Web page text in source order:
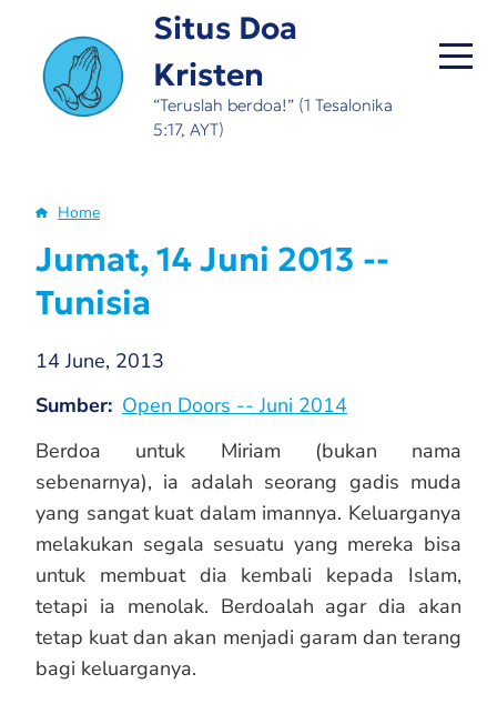
main
content
Situs Doa
Kristen
“Teruslah berdoa!” (1 Tesalonika
5:17, AYT)
Breadcrumb
Home
Jumat, 14 Juni 2013 --
Tunisia
14 June, 2013
Sumber Open Doors -- Juni 2014
Berdoa untuk Miriam (bukan nama
sebenarnya), ia adalah seorang gadis muda
yang sangat kuat dalam imannya. Keluarganya
melakukan segala sesuatu yang mereka bisa
untuk membuat dia kembali kepada Islam,
tetapi ia menolak. Berdoalah agar dia akan
tetap kuat dan akan menjadi garam dan terang
bagi keluarganya.